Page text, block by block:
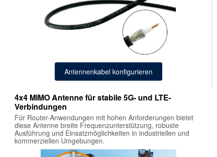
Antennenkabel konfigurieren
4x4 MIMO Antenne für stabile 5G- und LTE-
Verbindungen
Für Router-Anwendungen mit hohen Anforderungen bietet
diese Antenne breite Frequenzunterstützung, robuste
Ausführung und Einsatzmöglichkeiten in industriellen und
kommerziellen Umgebungen.